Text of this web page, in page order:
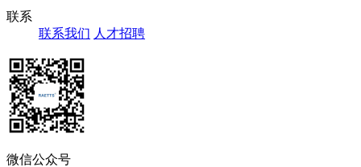
联系
联系我们 人才招聘
微信公众号